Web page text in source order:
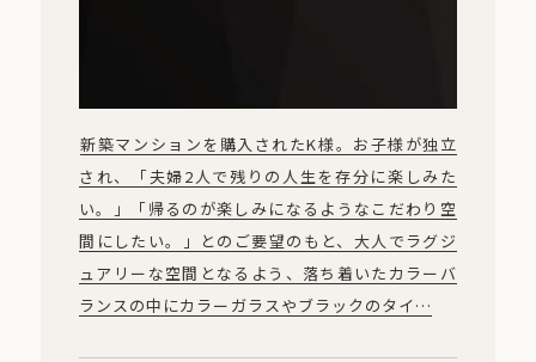
新築マンションを購入されたK様。お子様が独立
され、「夫婦2人で残りの人生を存分に楽しみた
い。」「帰るのが楽しみになるようなこだわり空
間にしたい。」とのご要望のもと、大人でラグジ
ュアリーな空間となるよう、落ち着いたカラーバ
ランスの中にカラーガラスやブラックのタイ…